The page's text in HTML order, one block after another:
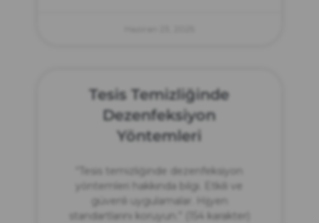
Tesis Temizliğinde
Dezenfeksiyon
Yöntemleri
“Tesis temizliğinde dezenfeksiyon
yöntemleri hakkında bilgi. Etkili ve
güvenli uygulamalar. Hijyen
standartlarını koruyun.” (154 karakter)